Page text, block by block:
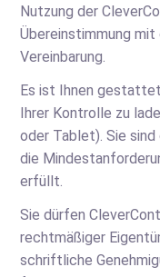
Nutzung der
Übereinstimmung mit
Vereinbarung.
Es ist Ihnen
Ihrer Kontrolle zu
oder Tablet). Sie
die
erfüllt.
Sie dürfen
rechtmäßiger
schriftliche